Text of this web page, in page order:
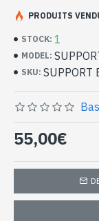
- Support Bureau
- Mine se trouvant à
- Peint à la main
pour les dessins,
verre de
- Hauteur : 12cm -
Support
STOCK: 1
MODEL:
SKU: SUPPORT
PRODUITS
55,00€